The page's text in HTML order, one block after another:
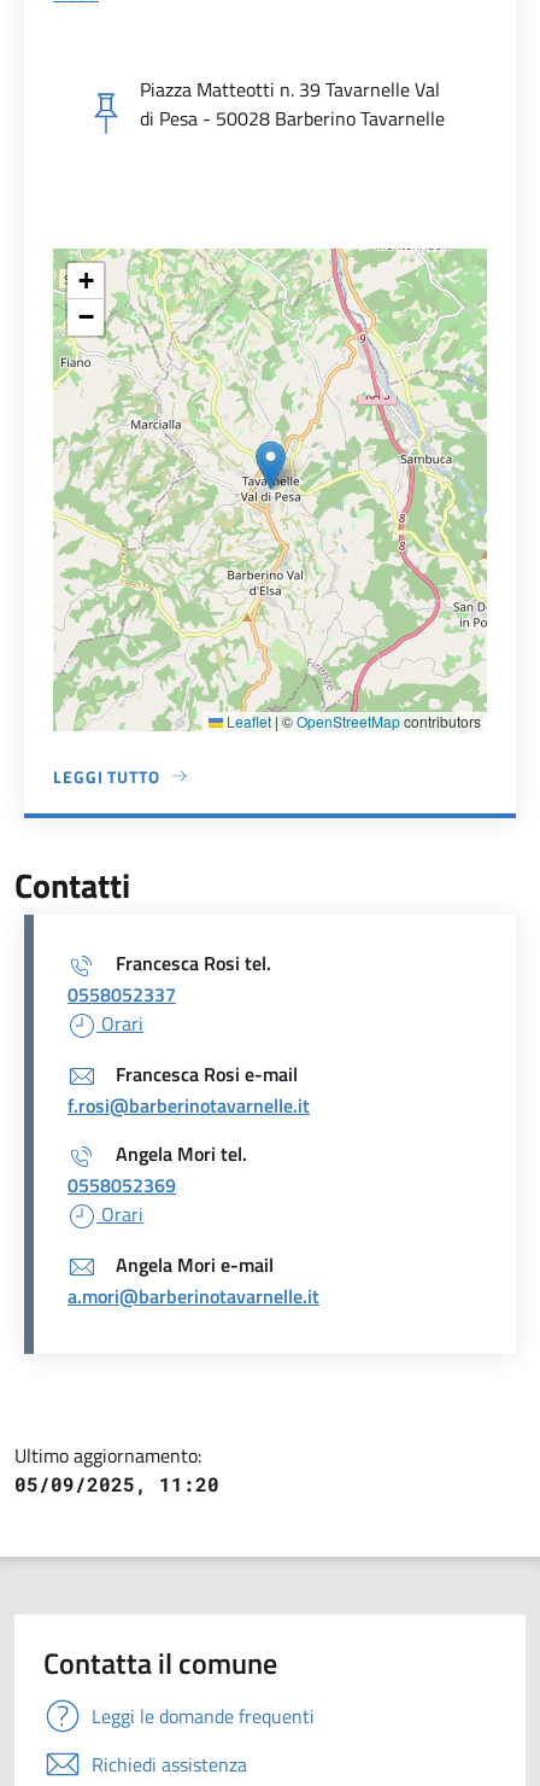
Piazza Matteotti n. 39 Tavarnelle Val
di Pesa - 50028 Barberino Tavarnelle
+
−
Leaflet | ©OpenStreetMapcontributors
LEGGI TUTTO
A PROPOSITO DI PALAZZO COMUNALE - SEDE DI
Contatti
Francesca Rosi tel.
0558052337
Orari
Francesca Rosi e-mail
f.rosi@barberinotavarnelle.it
Angela Mori tel.
0558052369
Orari
Angela Mori e-mail
a.mori@barberinotavarnelle.it
Ultimo aggiornamento:
05/09/2025, 11:20
Contatta il comune
Leggi le domande frequenti
Richiedi assistenza